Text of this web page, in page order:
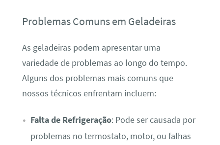
Problemas Comuns em Geladeiras
As geladeiras podem apresentar uma
variedade de problemas ao longo do tempo.
Alguns dos problemas mais comuns que
nossos técnicos enfrentam incluem:
Falta de Refrigeração: Pode ser causada por
problemas no termostato, motor, ou falhas